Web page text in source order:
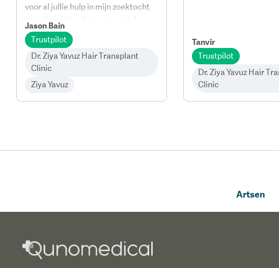
voor al jullie hulp in mijn zoektocht
naar de juiste arts en een goede
prijs. 👍
Jason Bain
Trustpilot
Dr. Ziya Yavuz Hair Transplant
Clinic
Ziya Yavuz
Tanvir
Trustpilot
Dr. Ziya Yavuz Hair
Clinic
Artsen